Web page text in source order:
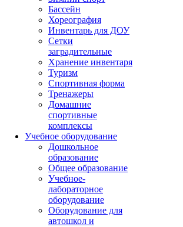
Бассейн
Хореография
Инвентарь для ДОУ
Сетки
заградительные
Хранение инвентаря
Туризм
Спортивная форма
Тренажеры
Домашние
спортивные
комплексы
Учебное оборудование
Дошкольное
образование
Общее образование
Учебное-
лабораторное
оборудование
Оборудование для
автошкол и